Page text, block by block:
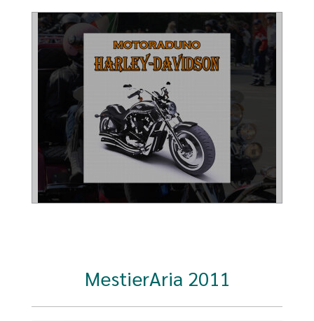
MestierAria 2011